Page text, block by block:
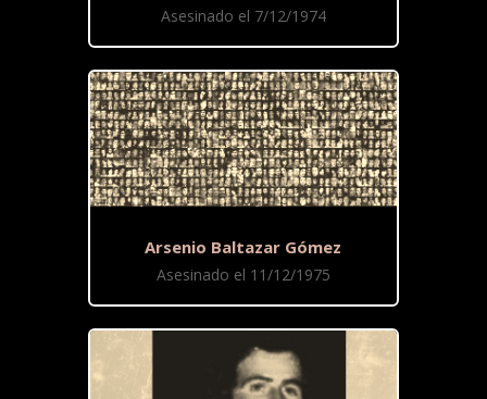
Asesinado el 7/12/1974
Arsenio Baltazar Gómez
Asesinado el 11/12/1975